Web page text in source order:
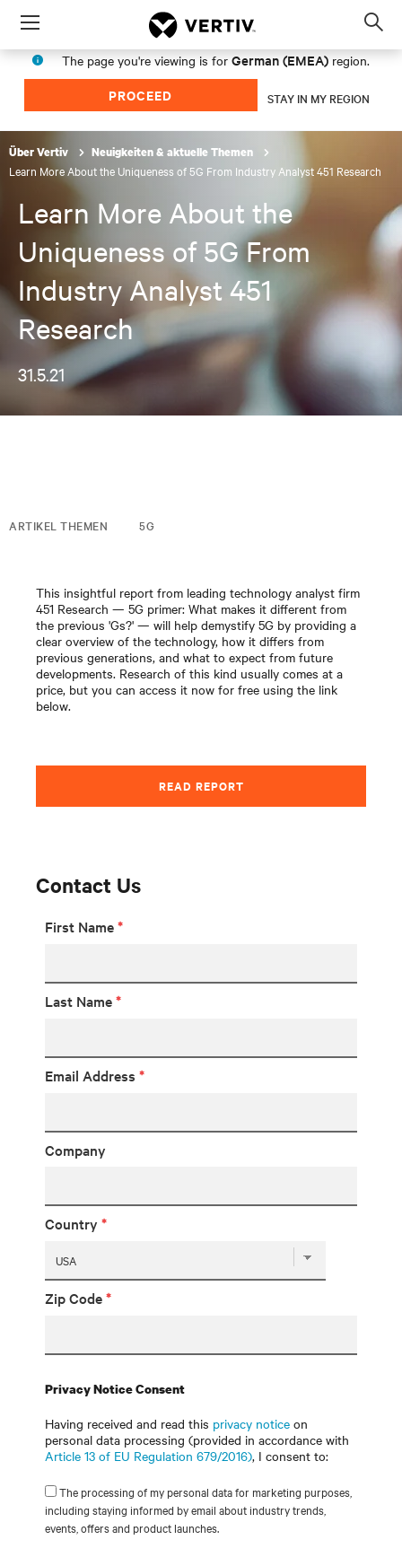
Menu
The page you're viewing is for German (EMEA) region.
PROCEED STAY IN MY REGION
Über Vertiv Neuigkeiten & aktuelle Themen
Learn More About the Uniqueness of 5G From Industry Analyst 451 Research
Learn More About the
Uniqueness of 5G From
Industry Analyst 451
Research
31.5.21
ARTIKEL THEMEN 5G
This insightful report from leading technology analyst firm
451 Research — 5G primer: What makes it different from
the previous 'Gs?' — will help demystify 5G by providing a
clear overview of the technology, how it differs from
previous generations, and what to expect from future
developments. Research of this kind usually comes at a
price, but you can access it now for free using the link
below.
READ REPORT
Contact Us
First Name*
Last Name*
Email Address *
Company
Country *
Zip Code*
Privacy Notice Consent
Having received and read this privacy notice on
personal data processing (provided in accordance with
Article 13 of EU Regulation 679/2016), I consent to:
The processing of my personal data for marketing purposes,
including staying informed by email about industry trends,
events, offers and product launches.